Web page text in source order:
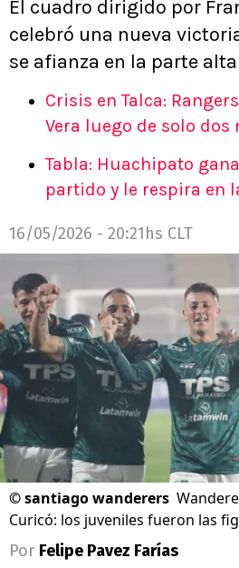
El cuadro dirigido por
celebró una nueva
se afianza en la parte
Crisis en Talca:
Vera luego de solo dos
Tabla: Huachipato
partido y le respira en
16/05/2026 - 20:21hs CLT
©santiago wanderers
Curicó: los juveniles fueron las
Por Felipe Pavez Farías